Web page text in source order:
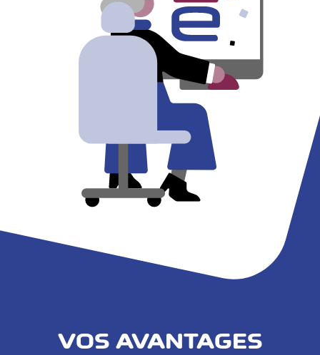
VOS AVANTAGES